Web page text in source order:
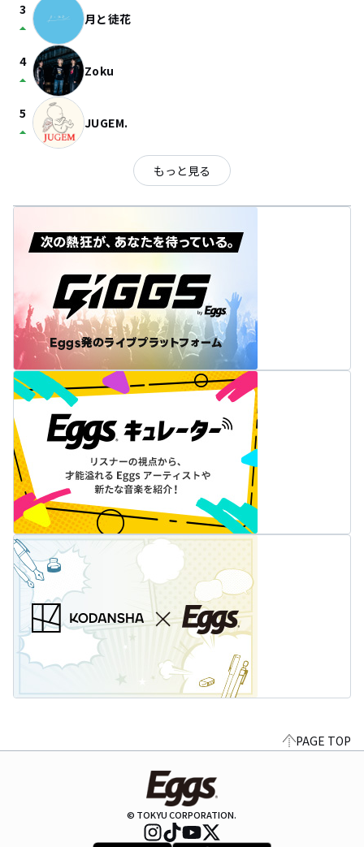
3
arrow_drop_up 月と徒花
4
arrow_drop_up Zoku
5
arrow_drop_up JUGEM.
もっと見る
PAGE TOP
© TOKYU CORPORATION.